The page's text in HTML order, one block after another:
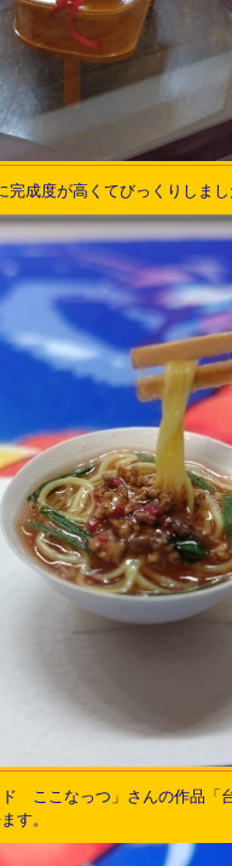
成度が高くてびっくりしま
ここなっつ」さんの作品「
す。